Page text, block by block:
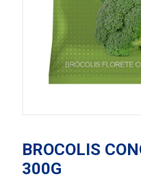
BROCOLIS
300G